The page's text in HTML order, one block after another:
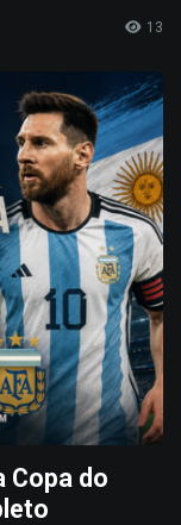
13
Copa do